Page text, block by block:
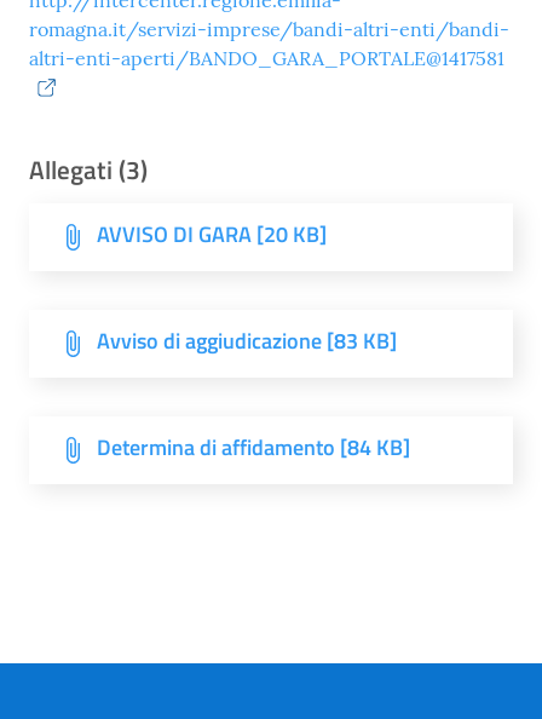
romagna.it/servizi-imprese/bandi-altri-enti/bandi-
altri-enti-aperti/BANDO_GARA_PORTALE@1417581
Allegati (3)
AVVISO DI GARA [20 KB]
Avviso di aggiudicazione [83 KB]
Determina di affidamento [84 KB]